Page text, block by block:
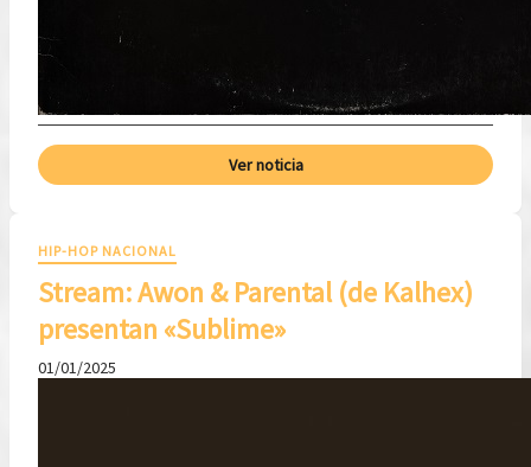
Ver noticia
HIP-HOP NACIONAL
Stream: Awon & Parental (de Kalhex)
presentan «Sublime»
01/01/2025